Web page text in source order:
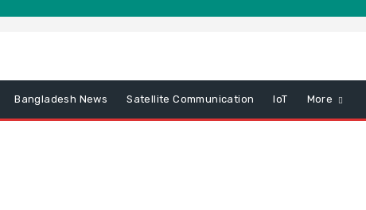
Bangladesh News Satellite Communication IoT More